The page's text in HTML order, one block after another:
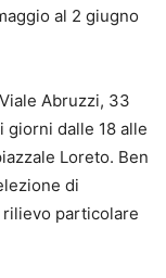
al 2 giugno
Abruzzi, 33
giorni dalle 18 alle
Loreto. Ben
di
particolare